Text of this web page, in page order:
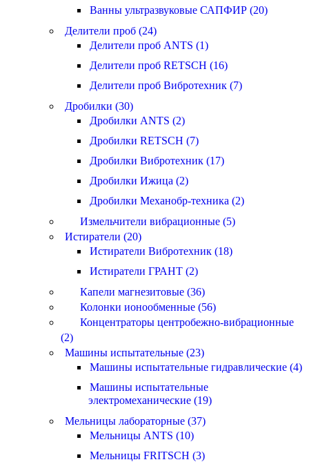
Ванны ультразвуковые САПФИР (20)
Делители проб (24)
Делители проб ANTS (1)
Делители проб RETSCH (16)
Делители проб Вибротехник (7)
Дробилки (30)
Дробилки ANTS (2)
Дробилки RETSCH (7)
Дробилки Вибротехник (17)
Дробилки Ижица (2)
Дробилки Механобр-техника (2)
Измельчители вибрационные (5)
Истиратели (20)
Истиратели Вибротехник (18)
Истиратели ГРАНТ (2)
Капели магнезитовые (36)
Колонки ионообменные (56)
Концентраторы центробежно-вибрационные
(2)
Машины испытательные (23)
Машины испытательные гидравлические (4)
Машины испытательные
электромеханические (19)
Мельницы лабораторные (37)
Мельницы ANTS (10)
Мельницы FRITSCH (3)